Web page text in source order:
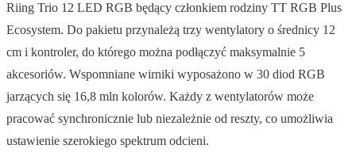
Riing Trio 12 LED RGB będący członkiem rodziny TT RGB Plus
Ecosystem. Do pakietu przynależą trzy wentylatory o średnicy 12
cm i kontroler, do którego można podłączyć maksymalnie 5
akcesoriów. Wspomniane wirniki wyposażono w 30 diod RGB
jarzących się 16,8 mln kolorów. Każdy z wentylatorów może
pracować synchronicznie lub niezależnie od reszty, co umożliwia
ustawienie szerokiego spektrum odcieni.